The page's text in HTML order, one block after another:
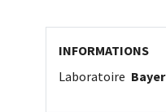
INFORMATIONS
Laboratoire Bayer